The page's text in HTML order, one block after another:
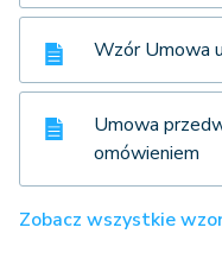
Wzór Umowa
Umowa
omówieniem
Zobacz wszystkie